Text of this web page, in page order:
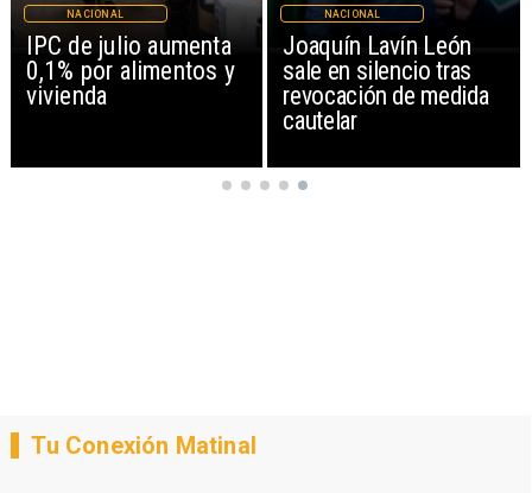
IPC de julio aumenta
0,1% por alimentos y
vivienda
NACIONAL
Joaquín Lavín León
sale en silencio tras
revocación de medida
cautelar
NACIONAL
Tu Conexión Matinal